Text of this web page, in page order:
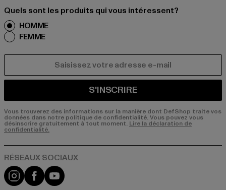
Quels sont les produits qui vous intéressent?
HOMME
FEMME
S'INSCRIRE
Vous trouverez des informations sur la manière dont DefShop traite vos
données dans notre politique de confidentialité. Vous pouvez vous
désinscrire gratuitement à tout moment. Lire la déclaration de
confidentialité.
Visit our Instagram page:
Visit our Facebook page:
Visit our YouTube channel: